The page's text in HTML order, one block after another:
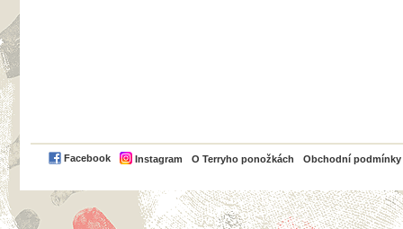
Facebook Instagram O Terryho ponožkách Obchodní podmínky
PayPal